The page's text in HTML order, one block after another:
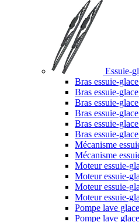
Essuie-
Bras essuie-
Bras essuie-
Bras essuie-
Bras essuie-
Bras essuie-
Bras essuie-
Mécanisme
Mécanisme
Moteur essuie-
Moteur essuie-
Moteur essuie-
Moteur essuie-
Pompe lave
Pompe lave